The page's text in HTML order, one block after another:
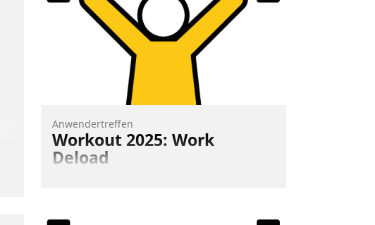
Anwendertreffen
Workout 2025: Work
Deload